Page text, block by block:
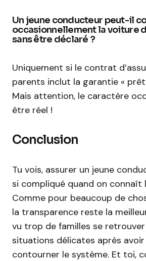
Un jeune conducteur peut-il
occasionnellement la voiture
sans être déclaré ?
Uniquement si le contrat
parents inclut la garantie «
Mais attention, le caractère
être réel !
Conclusion
Tu vois, assurer un jeune
si compliqué quand on connaît
Comme pour beaucoup de
la transparence reste la
vu trop de familles se
situations délicates après
contourner le système. Et toi,